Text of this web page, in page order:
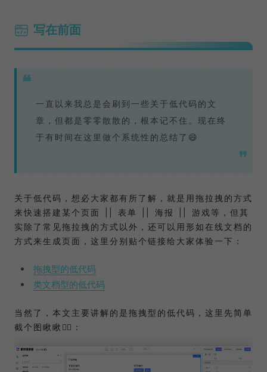
写在前面
一直以来我总是会刷到一些关于低代码的文
章，但都是零零散散的，根本记不住。现在终
于有时间在这里做个系统性的总结了😄
关于低代码，想必大家都有所了解，就是用拖拉拽的方式
来快速搭建某个页面 || 表单 || 海报 || 游戏等，但其
实除了常见拖拉拽的方式以外，还可以用形如在线文档的
方式来生成页面，这里分别贴个链接给大家体验一下：
拖拽型的低代码
类文档型的低代码
当然了，本文主要讲解的是拖拽型的低代码，这里先简单
截个图瞅瞅👇🏻：